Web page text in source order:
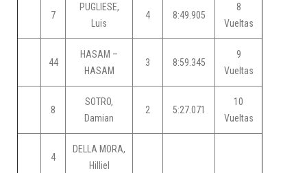
7
PUGLIESE,
Luis
4 8:49.905
8
Vueltas
44
HASAM –
HASAM
3 8:59.345
9
Vueltas
8
SOTRO,
Damian
2 5:27.071
10
Vueltas
4
DELLA MORA,
Hilliel